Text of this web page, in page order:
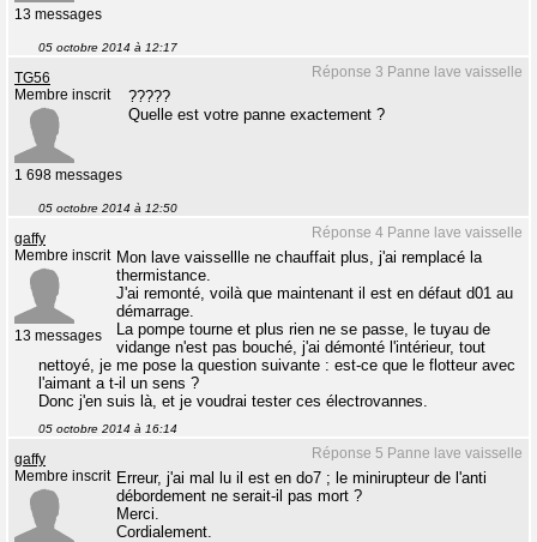
13 messages
05 octobre 2014 à 12:17
Réponse 3 Panne lave vaisselle
TG56
Membre inscrit
1 698 messages
?????
Quelle est votre panne exactement ?
05 octobre 2014 à 12:50
Réponse 4 Panne lave vaisselle
gaffy
Membre inscrit
13 messages
Mon lave vaissellle ne chauffait plus, j'ai remplacé la
thermistance.
J'ai remonté, voilà que maintenant il est en défaut d01 au
démarrage.
La pompe tourne et plus rien ne se passe, le tuyau de
vidange n'est pas bouché, j'ai démonté l'intérieur, tout
nettoyé, je me pose la question suivante : est-ce que le flotteur avec
l'aimant a t-il un sens ?
Donc j'en suis là, et je voudrai tester ces électrovannes.
05 octobre 2014 à 16:14
Réponse 5 Panne lave vaisselle
gaffy
Membre inscrit Erreur, j'ai mal lu il est en do7 ; le minirupteur de l'anti
débordement ne serait-il pas mort ?
Merci.
Cordialement.